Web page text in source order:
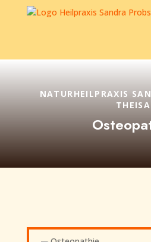
NATURHEILPRAXIS
THEISA